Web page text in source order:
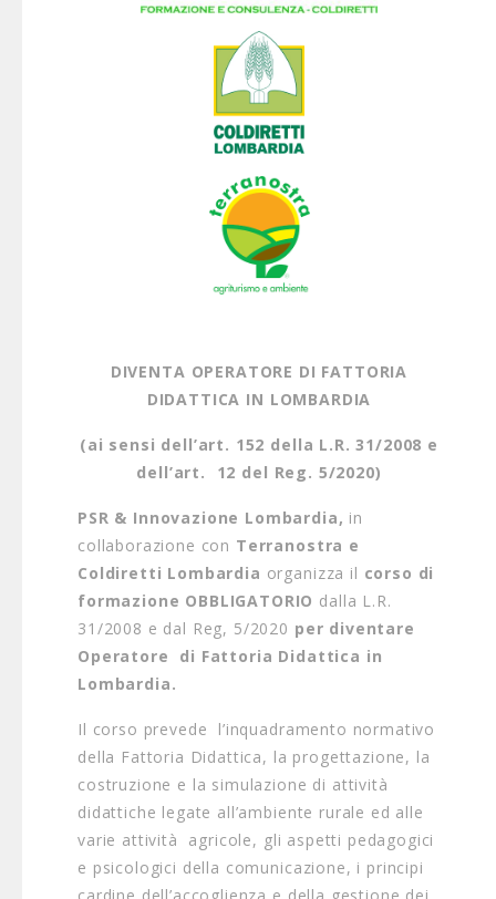
DIVENTA OPERATORE DI FATTORIA
DIDATTICA IN LOMBARDIA
(ai sensi dell’art. 152 della L.R. 31/2008 e
dell’art. 12 del Reg. 5/2020)
PSR & Innovazione Lombardia, in
collaborazione con Terranostra e
Coldiretti Lombardia organizza il corso di
formazione OBBLIGATORIO dalla L.R.
31/2008 e dal Reg, 5/2020 per diventare
Operatore di Fattoria Didattica in
Lombardia.
Il corso prevede l’inquadramento normativo
della Fattoria Didattica, la progettazione, la
costruzione e la simulazione di attività
didattiche legate all’ambiente rurale ed alle
varie attività agricole, gli aspetti pedagogici
e psicologici della comunicazione, i principi